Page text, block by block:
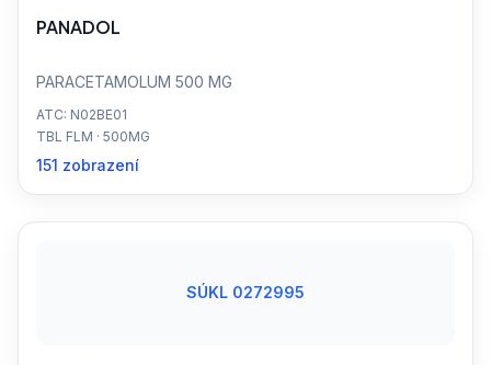
PANADOL
PARACETAMOLUM 500 MG
ATC: N02BE01
TBL FLM · 500MG
151 zobrazení
SÚKL 0272995